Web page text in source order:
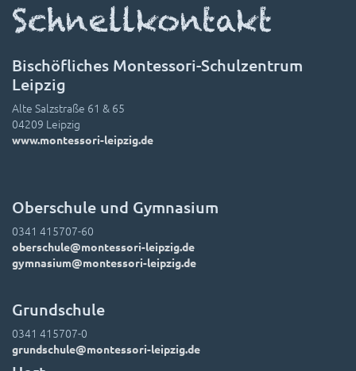
Schnellkontakt
Bischöfliches Montessori-Schulzentrum
Leipzig
Alte Salzstraße 61 & 65
04209 Leipzig
www.montessori-leipzig.de
Oberschule und Gymnasium
0341 415707-60
oberschule@montessori-leipzig.de
gymnasium@montessori-leipzig.de
Grundschule
0341 415707-0
grundschule@montessori-leipzig.de